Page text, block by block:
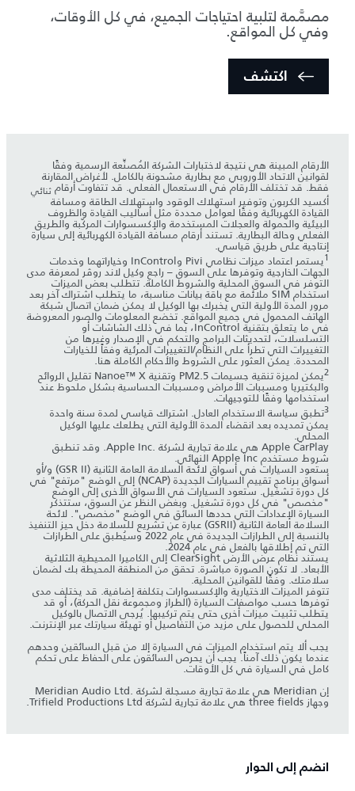
مصمَّمة لتلبية احتياجات الجميع، في كل الأوقات،
وفي كل المواقع.
اكتشف
الأرقام المبينة هي نتيجة لاختبارات الشركة المُصنِّعة الرسمية وفقًا
لقوانين الاتحاد الأوروبي مع بطارية مشحونة بالكامل. لأغراض المقارنة
فقط. قد تختلف الأرقام في الاستعمال الفعلي. قد تتفاوت أرقام ثنائي
أكسيد الكربون وتوفير استهلاك الوقود واستهلاك الطاقة ومسافة
القيادة الكهربائية وفقًا لعوامل محددة مثل أساليب القيادة والظروف
البيئية والحمولة والعجلات المستخدمة والإكسسوارات المركّبة والطريق
الفعلي وحالة البطارية. تستند أرقام مسافة القيادة الكهربائية إلى سيارة
إنتاجية على طريق قياسي.
1 يستمر اعتماد ميزات نظامي Pivi وInControl وخياراتهما وخدمات
الجهات الخارجية وتوفرها على السوق – راجع وكيل لاند روڤر لمعرفة مدى
التوفر في السوق المحلية والشروط الكاملة. تتطلب بعض الميزات
استخدام SIM ملائمة مع باقة بيانات مناسبة، ما يتطلب اشتراك آخر بعد
مرور المدة الأولية التي يخبرك بها الوكيل لا يمكن ضمان اتصال شبكة
الهاتف المحمول في جميع المواقع. تخضع المعلومات والصور المعروضة
في ما يتعلق بتقنية InControl، بما في ذلك الشاشات أو
التسلسلات، لتحديثات البرامج والتحكم في الإصدار وغيرها من
التغييرات التي تطرأ على النظام/التغييرات المرئية وفقاً للخيارات
المحددة. يمكن العثور على الشروط والأحكام الكاملة هنا.
2 يمكن لميزة تنقية جسيمات PM2.5 وتقنية Nanoe™ X تقليل الروائح
والبكتيريا ومسببات الأمراض ومسببات الحساسية بشكل ملحوظ عند
استخدامها وفقًا للتوجيهات.
3‎تطبق سياسة الاستخدام العادل. اشتراك قياسي لمدة سنة واحدة
يمكن تمديده بعد انقضاء المدة الأولية التي يطلعك عليها الوكيل
المحلي.
Apple CarPlay هي علامة تجارية لشركة Apple Inc.‎. وقد تنطبق
شروط مستخدم Apple Inc النهائي.
ستعود السيارات في أسواق لائحة السلامة العامة الثانية (GSR II) و/أو
أسواق برنامج تقييم السيارات الجديدة (NCAP) إلى الوضع "مرتفع" في
كل دورة تشغيل. ستعود السيارات في الأسواق الأخرى إلى الوضع
"مخصص" في كل دورة تشغيل. وبغض النظر عن السوق، ستتذكر
السيارة الإعدادات التي حددها السائق في الوضع "مخصص". لائحة
السلامة العامة الثانية (GSRII) عبارة عن تشريع للسلامة دخل حيز التنفيذ
بالنسبة إلى الطرازات الجديدة في عام 2022 وسيُطبق على الطرازات
التي تم إطلاقها بالفعل في عام 2024.
يستند نظام عرض الأرض ClearSight إلى الكاميرا المحيطية الثلاثية
الأبعاد. لا تكون الصورة مباشرة. تحقق من المنطقة المحيطة بك لضمان
سلامتك. وفقًا للقوانين المحلية.
تتوفر الميزات الاختيارية والإكسسوارات بتكلفة إضافية. قد يختلف مدى
توفرها حسب مواصفات السيارة (الطراز ومجموعة نقل الحركة)، أو قد
يتطلب تثبيت ميزات أخرى حتى يتم تركيبها. يُرجى الاتصال بالوكيل
المحلي للحصول على مزيد من التفاصيل أو تهيئة سيارتك عبر الإنترنت.
يجب ألا يتم استخدام الميزات في السيارة إلا من قبل السائقين وحدهم
عندما يكون ذلك آمناً. يجب أن يحرص السائقون على الحفاظ على تحكم
كامل في السيارة في كل الأوقات.
إن Meridian هي علامة تجارية مسجلة لشركة Meridian Audio Ltd.‎
وجهاز three fields هي علامة تجارية لشركة Trifield Productions Ltd.
انضم إلى الحوار